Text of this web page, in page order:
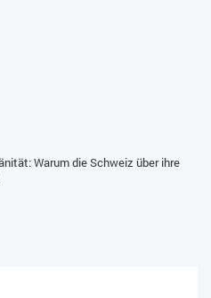
Warum die Schweiz über ihre